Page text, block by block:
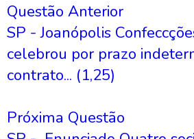
Questão Anterior
SP - Joanópolis
celebrou por prazo
contrato... (1,25)
Próxima Questão